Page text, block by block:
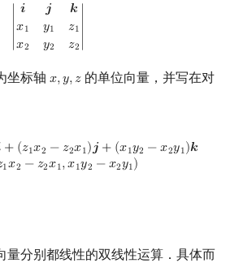
𝒊 𝒋
𝒌
𝑥1 𝑦1 𝑧1
𝑥2 𝑦2 𝑧2
k x1 z1 y2 z
坐标轴 𝑥,𝑦,𝑧
x,y,z 的单位向量，并写在对
+ (𝑧1𝑥2 −𝑧2𝑥1)𝒋 + (𝑥1𝑦2 −𝑥2𝑦1)𝒌
1𝑥2 −𝑧2𝑥1,𝑥1𝑦2 −𝑥2𝑦1)
量分别都线性的双线性运算．具体而